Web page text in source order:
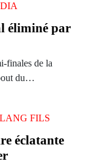
éliminé par
finales de la
du…
LANG FILS
éclatante